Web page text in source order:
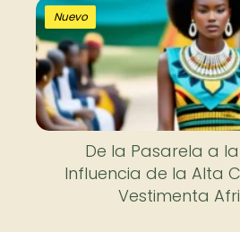
Nuevo
De la Pasarela a
Influencia de la Alta
Vestimenta